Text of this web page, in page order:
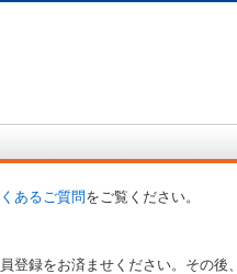
あるご質問をご覧ください。
登録をお済ませください。その